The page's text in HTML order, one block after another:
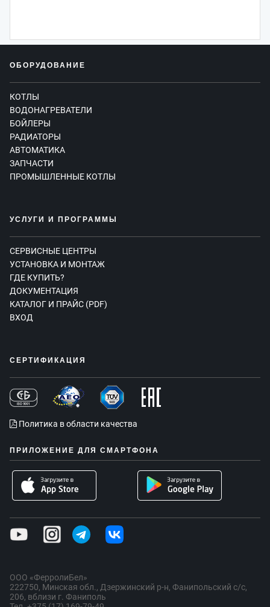
ОБОРУДОВАНИЕ
КОТЛЫ
ВОДОНАГРЕВАТЕЛИ
БОЙЛЕРЫ
РАДИАТОРЫ
АВТОМАТИКА
ЗАПЧАСТИ
ПРОМЫШЛЕННЫЕ КОТЛЫ
УСЛУГИ И ПРОГРАММЫ
СЕРВИСНЫЕ ЦЕНТРЫ
УСТАНОВКА И МОНТАЖ
ГДЕ КУПИТЬ?
ДОКУМЕНТАЦИЯ
КАТАЛОГ И ПРАЙС (PDF)
ВХОД
СЕРТИФИКАЦИЯ
Политика в области качества
ПРИЛОЖЕНИЕ ДЛЯ СМАРТФОНА
ООО «ФерролиБел»
222750, Минская обл., Дзержинский р-н, Фанипольский с/с,
206, вблизи г. Фаниполь